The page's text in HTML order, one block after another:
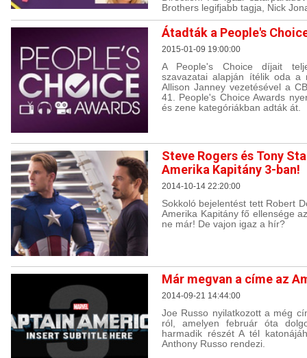
Brothers legifjabb tagja, Nick
Átadták a People's
2015-01-09 19:00:00
A People's Choice díjait
szavazatai alapján ítélik oda a
Allison Janney vezetésével a
41. People's Choice Awards
és zene kategóriákban adták át.
Steve Rogers és Tony
Amerika Kapitány 3-ban!
2014-10-14 22:20:00
Sokkoló bejelentést tett Robert
Amerika Kapitány fő ellensége
ne már! De vajon igaz a hír?
Már megvan a címe az
2014-09-21 14:44:00
Joe Russo nyilatkozott a még
ról, amelyen február óta
harmadik részét A tél
Anthony Russo rendezi.